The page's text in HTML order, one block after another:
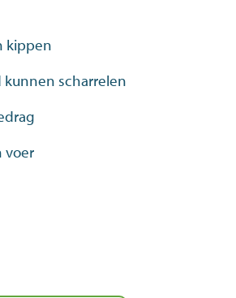
kippen
scharrelen
voer